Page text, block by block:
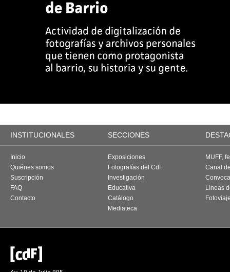
INSTITUCIONALES SECCIONES
Inicio
Quiénes somos
Suscripción
FAQ
Contacto
Exposiciones
Fotografías del CdF
Investigación
Educativa
Catálogo
Mediateca
MUFF,
Canal
Líneas